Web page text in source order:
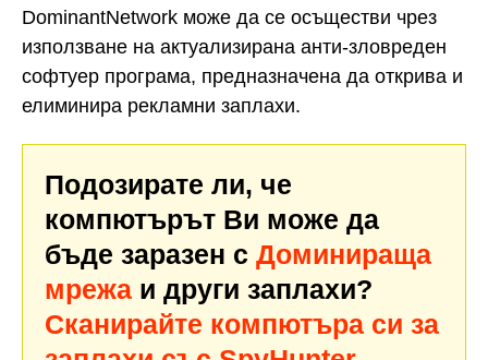
DominantNetwork може да се осъществи чрез
използване на актуализирана анти-зловреден
софтуер програма, предназначена да открива и
елиминира рекламни заплахи.
Подозирате ли, че
компютърът Ви може да
бъде заразен с Доминираща
мрежа и други заплахи?
Сканирайте компютъра си за